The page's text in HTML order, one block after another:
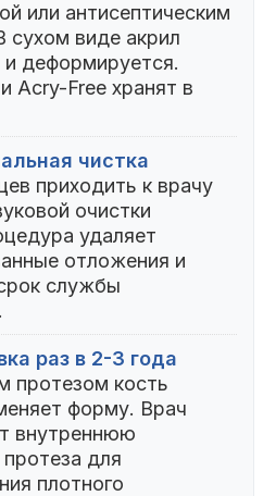
или антисептическим
сухом виде акрил
и деформируется.
Acry-Free хранят в
чистка
приходить к врачу
очистки
удаляет
отложения и
службы
раз в 2-3 года
протезом кость
форму. Врач
внутреннюю
для
плотного